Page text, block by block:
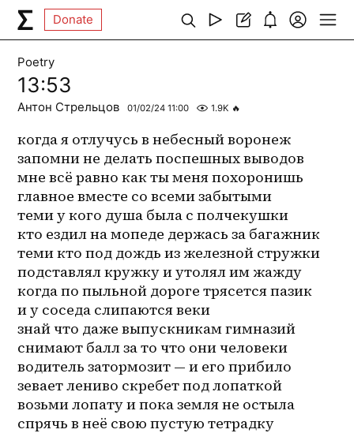
Donate
Poetry
13:53
Антон Стрельцов 01/02/24 11:00 1.9K 🔥
когда я отлучусь в небесный воронеж
запомни не делать поспешных выводов
мне всё равно как ты меня похоронишь
главное вместе со всеми забытыми
теми у кого душа была с полчекушки
кто ездил на мопеде держась за багажник
теми кто под дождь из железной стружки
подставлял кружку и утолял им жажду
когда по пыльной дороге трясется пазик
и у соседа слипаются веки
знай что даже выпускникам гимназий
снимают балл за то что они человеки
водитель затормозит — и его прибило
зевает лениво скребет под лопаткой
возьми лопату и пока земля не остыла
спрячь в неё свою пустую тетрадку